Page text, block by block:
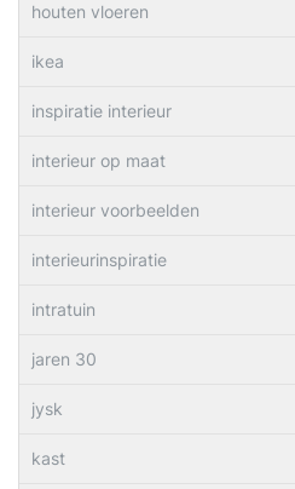
houten vloeren
ikea
inspiratie interieur
interieur op maat
interieur voorbeelden
interieurinspiratie
intratuin
jaren 30
jysk
kast